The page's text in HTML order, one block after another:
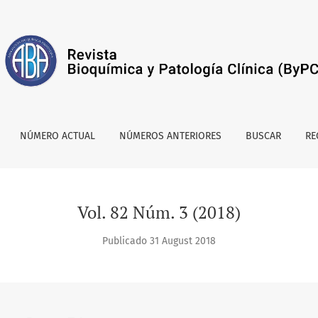
NÚMERO ACTUAL NÚMEROS ANTERIORES BUSCAR
Vol. 82 Núm. 3 (2018)
Publicado 31 August 2018